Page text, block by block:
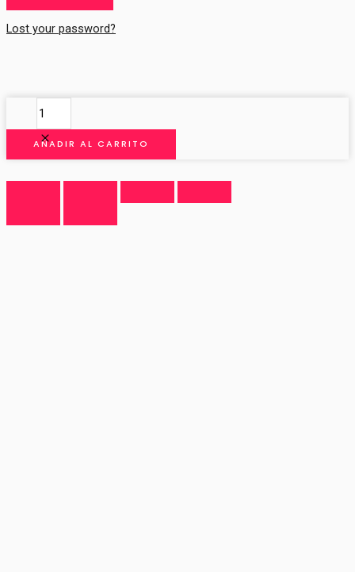
Lost your password?
NOVIA
cantidadAÑADIR AL CARRITO